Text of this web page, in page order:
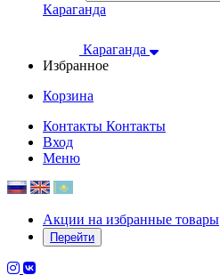
Караганда
Караганда
Избранное
Корзина
Контакты Контакты
Вход
Меню
Акции на избранные товары
Перейти